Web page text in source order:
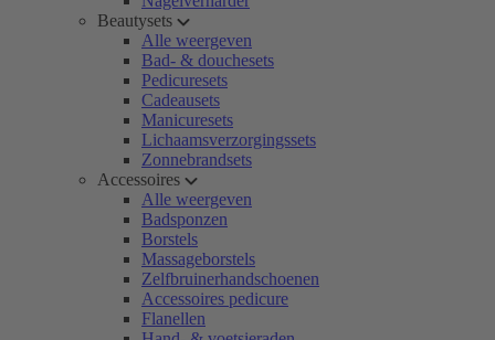
Beautysets
Alle weergeven
Bad- & douchesets
Pedicuresets
Cadeausets
Manicuresets
Lichaamsverzorgingssets
Zonnebrandsets
Accessoires
Alle weergeven
Badsponzen
Borstels
Massageborstels
Zelfbruinerhandschoenen
Accessoires pedicure
Flanellen